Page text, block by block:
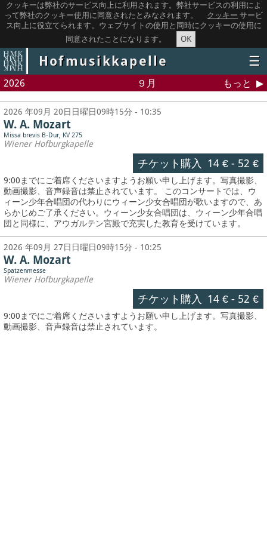
クッキーは弊社のサービス向上に利用されます。弊社サービスの利用によ
って弊社のクッキー使用に同意されたとみなされます。
クッキー サービ
ス向上に役立てられます。ウェブサイトの使用と同時にクッキーの使用に
同意されたことになります。
OK
Hofmusikkapelle ☰
2026 ９月 もっと
2026 年09月 20日日曜日09時15分 - 10:35
W. A. Mozart
Missa brevis B-Dur, KV 275
Wiener Hofburgkapelle
チケット購入 14 €- 52 €
9:00までにご着席くださいますようお願い申し上げます。写真撮影、
動画撮影、音声録音は禁止されています。 このコンサートでは、ウ
ィーン少年合唱団の代わりにウィーン少女合唱団が歌いますので、あ
らかじめご了承ください。ウィーン少女合唱団は、ウィーン少年合唱
団と同様に、アウガルテン宮殿で充実した教育を受けています。
2026 年09月 27日日曜日09時15分 - 10:25
W. A. Mozart
Spatzenmesse
Wiener Hofburgkapelle
チケット購入 14 €- 52 €
9:00までにご着席くださいますようお願い申し上げます。写真撮影、
動画撮影、音声録音は禁止されています。